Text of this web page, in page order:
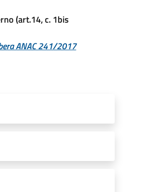
(art.14, c. 1bis
ANAC 241/2017